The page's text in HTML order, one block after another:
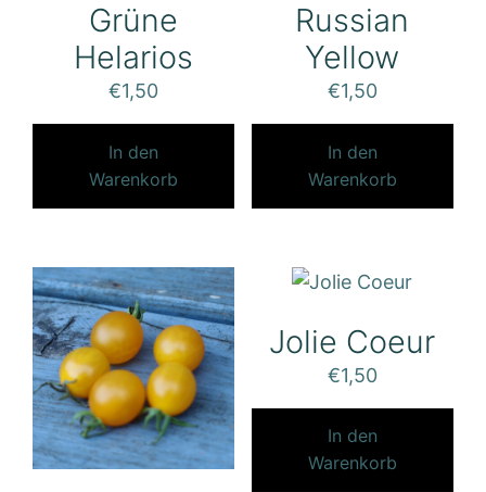
Grüne
Helarios
€1,50
In den
Warenkorb
Russian
Yellow
€1,50
In den
Warenkorb
Jolie Coeur
€1,50
In den
Warenkorb